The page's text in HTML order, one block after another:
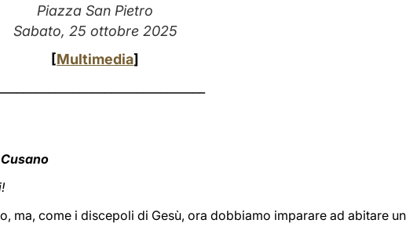
Piazza San Pietro
Sabato, 25 ottobre 2025
[Multimedia]
ma, come i discepoli di Gesù, ora dobbiamo imparare ad abitare